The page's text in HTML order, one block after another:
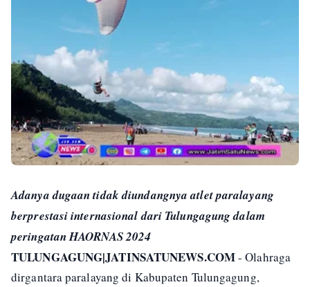
Adanya dugaan tidak diundangnya atlet paralayang
berprestasi internasional dari Tulungagung dalam
peringatan HAORNAS 2024
TULUNGAGUNG|JATINSATUNEWS.COM- Olahraga
dirgantara paralayang di Kabupaten Tulungagung,